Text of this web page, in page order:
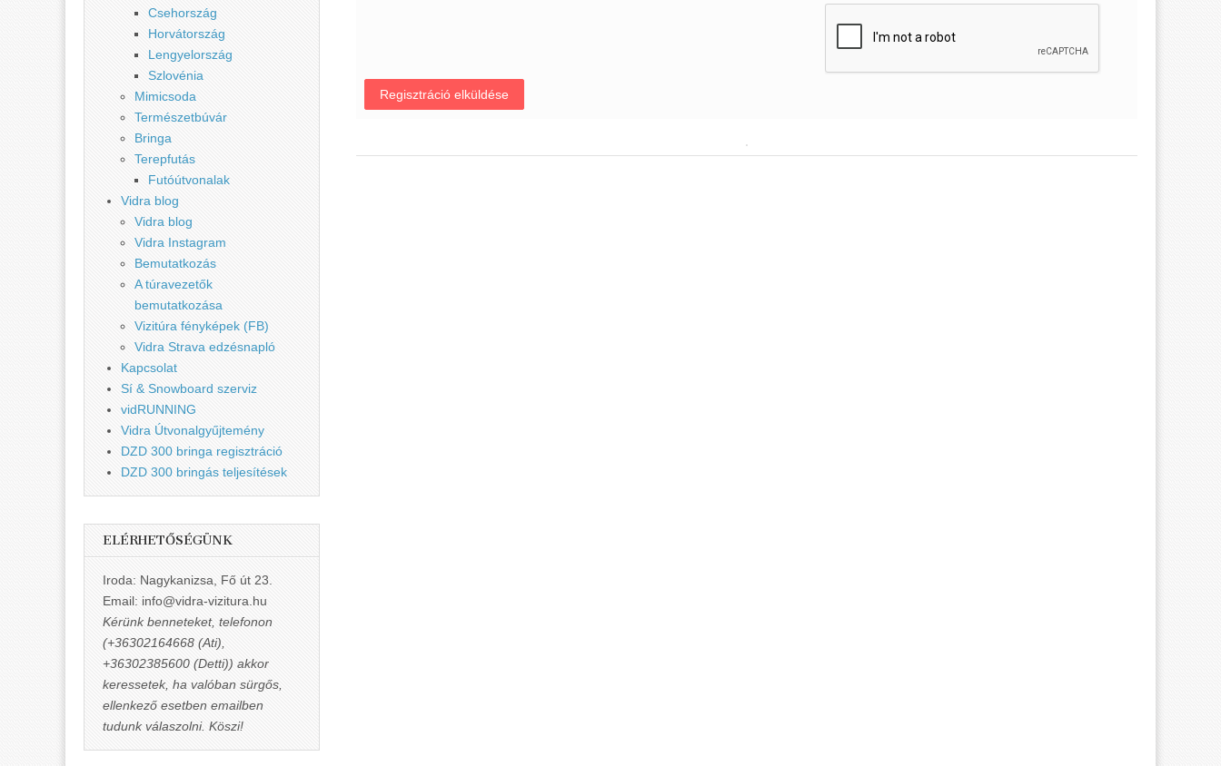
Regisztráció elküldése
Csehország
Horvátország
Lengyelország
Szlovénia
Mimicsoda
Természetbúvár
Bringa
Terepfutás
Futóútvonalak
Vidra blog
Vidra blog
Vidra Instagram
Bemutatkozás
A túravezetők
bemutatkozása
Vizitúra fényképek (FB)
Vidra Strava edzésnapló
Kapcsolat
Sí & Snowboard szerviz
vidRUNNING
Vidra Útvonalgyűjtemény
DZD 300 bringa regisztráció
DZD 300 bringás teljesítések
ELÉRHETŐSÉGÜNK
Iroda: Nagykanizsa, Fő út 23.
Email: info@vidra-vizitura.hu
Kérünk benneteket, telefonon
(+36302164668 (Ati),
+36302385600 (Detti)) akkor
keressetek, ha valóban sürgős,
ellenkező esetben emailben
tudunk válaszolni. Köszi!